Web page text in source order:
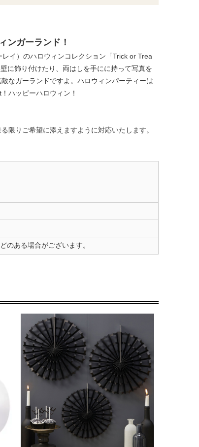
ンガーランド！
イ）のハロウィンコレクション「Trick or Trea
に飾り付けたり、両はしを手にに持って写真を
なガーランドですよ。ハロウィンパーティーは
ハッピーハロウィン！
限りご希望に添えますように対応いたします。
のある場合がございます。